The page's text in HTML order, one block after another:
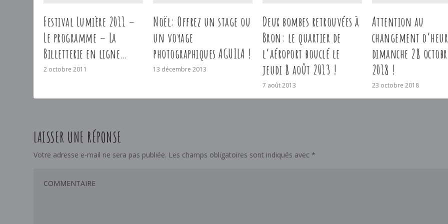
Festival Lumière 2011 –
Le programme – La
Billetterie en ligne…
2 octobre 2011
Noël: Offrez un stage ou
un voyage
photographiques AGUILA !
13 décembre 2013
Deux bombes retrouvées à
Bron: le quartier de
l’aéroport bouclé le
jeudi 8 août 2013 !
7 août 2013
Attention au
changement
dimanche 28
2018 !
23 octobre 2018
LAISSER UNE RÉPONSE
Votre adresse e-mail ne sera pas publiée. Les champs obligatoires sont indiqués avec *